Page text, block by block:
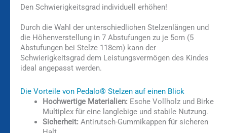
Den Schwierigkeitsgrad individuell erhöhen!
Durch die Wahl der unterschiedlichen Stelzenlängen und
die Höhenverstellung in 7 Abstufungen zu je 5cm (5
Abstufungen bei Stelze 118cm) kann der
Schwierigkeitsgrad dem Leistungsvermögen des Kindes
ideal angepasst werden.
Die Vorteile von Pedalo® Stelzen auf einen Blick
Hochwertige Materialien: Esche Vollholz und Birke
Multiplex für eine langlebige und stabile Nutzung.
Sicherheit: Antirutsch-Gummikappen für sicheren